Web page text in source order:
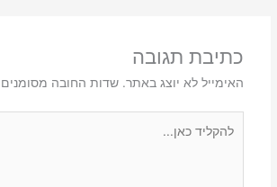
כתיבת תגובה
האימייל לא יוצג באתר. שדות החובה מסומנים
כאן...